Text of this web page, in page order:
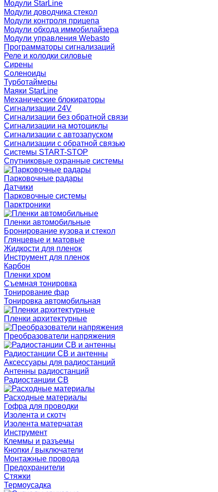
Модули StarLine
Модули доводчика стекол
Модули контроля прицепа
Модули обхода иммобилайзера
Модули управления Webasto
Программаторы сигнализаций
Реле и колодки силовые
Сирены
Соленоиды
Турботаймеры
Маяки StarLine
Механические блокираторы
Сигнализации 24V
Сигнализации без обратной связи
Сигнализации на мотоциклы
Сигнализации с автозапуском
Сигнализации с обратной связью
Системы START-STOP
Спутниковые охранные системы
Парковочные радары
Датчики
Парковочные системы
Парктроники
Пленки автомобильные
Бронирование кузова и стекол
Глянцевые и матовые
Жидкости для пленок
Инструмент для пленок
Карбон
Пленки хром
Съемная тонировка
Тонирование фар
Тонировка автомобильная
Пленки архитектурные
Преобразователи напряжения
Радиостанции CB и антенны
Аксессуары для радиостанций
Антенны радиостанций
Радиостанции CB
Расходные материалы
Гофра для проводки
Изолента и скотч
Изолента матерчатая
Инструмент
Клеммы и разъемы
Кнопки / выключатели
Монтажные провода
Предохранители
Стяжки
Термоусадка